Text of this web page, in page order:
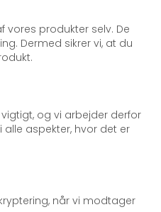
vores produkter selv. De
Dermed sikrer vi, at du
og vi arbejder derfor
aspekter, hvor det er
når vi modtager